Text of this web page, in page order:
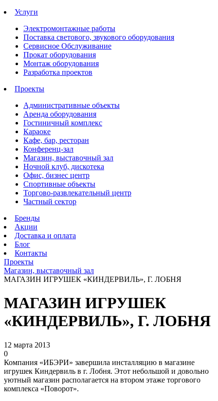
Услуги
Электромонтажные работы
Поставка светового, звукового оборудования
Сервисное Обслуживание
Прокат оборудования
Монтаж оборудования
Разработка проектов
Проекты
Административные объекты
Аренда оборудования
Гостиничный комплекс
Караоке
Кафе, бар, ресторан
Конференц-зал
Магазин, выставочный зал
Ночной клуб, дискотека
Офис, бизнес центр
Спортивные объекты
Торгово-развлекательный центр
Частный сектор
Бренды
Акции
Доставка и оплата
Блог
Контакты
Проекты
Магазин, выставочный зал
МАГАЗИН ИГРУШЕК «КИНДЕРВИЛЬ», Г. ЛОБНЯ
МАГАЗИН ИГРУШЕК
«КИНДЕРВИЛЬ», Г. ЛОБНЯ
12 марта 2013
0
Компания «ИБЭРИ» завершила инсталляцию в магазине
игрушек Киндервиль в г. Лобня. Этот небольшой и довольно
уютный магазин располагается на втором этаже торгового
комплекса «Поворот».